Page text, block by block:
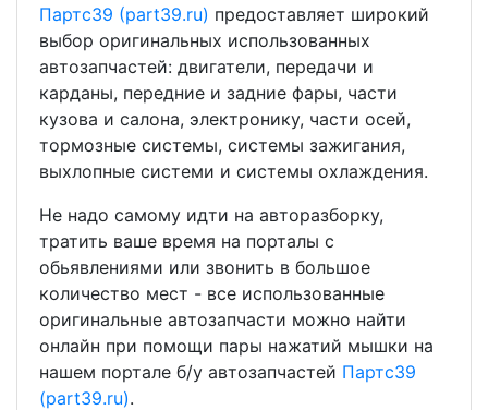
Партс39 (part39.ru) предоставляет широкий
выбор оригинальных использованных
автозапчастей: двигатели, передачи и
карданы, передние и задние фары, части
кузова и салона, электронику, части осей,
тормозные системы, системы зажигания,
выхлопные системи и системы охлаждения.
Не надо самому идти на авторазборку,
тратить ваше время на порталы с
обьявлениями или звонить в большое
количество мест - все использованные
оригинальные автозапчасти можно найти
онлайн при помощи пары нажатий мышки на
нашем портале б/у автозапчастей Партс39
(part39.ru).